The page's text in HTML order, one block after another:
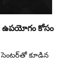
ఉపయోగం కోసం
కూడిన